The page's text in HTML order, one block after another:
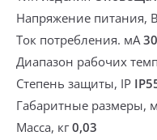
Напряжение питания, В
Ток потребления. мА30
Диапазон рабочих
Степень защиты, IP
Габаритные размеры,
Масса, кг0,03